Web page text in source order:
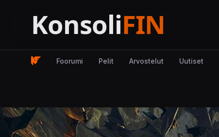
Foorumi Pelit Arvostelut Uutiset